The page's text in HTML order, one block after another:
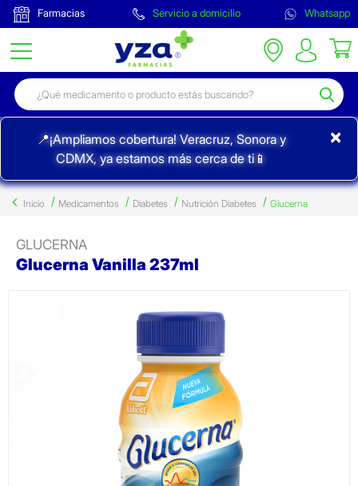
Farmacias Servicio a domicilio Whatsapp
📍¡Ampliamos cobertura! Veracruz, Sonora y
CDMX, ya estamos más cerca de ti📱
×
Inicio Medicamentos Diabetes Nutrición Diabetes Glucerna
GLUCERNA
Glucerna Vanilla 237ml